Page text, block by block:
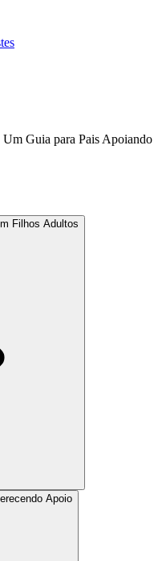
Guia para Pais Apoiando
Filhos Adultos
Apoio